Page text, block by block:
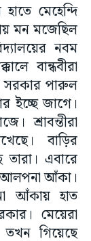
মেহেন্দি
মন মজেছিল
নবম
বান্ধবীরা
সরকার পারুল
ইচ্ছে জাগে।
শ্রাবন্তীরা
বাড়ির
এবারে
আলপনা আঁকা।
আঁকায় হাত
মেয়েরা
গিয়েছে